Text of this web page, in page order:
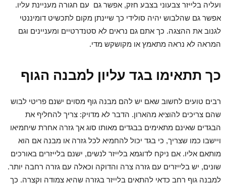
ועליה בלייזר צבעוני בצבע חזק, אפשר גם עם חגורה מעניינת עליו.
אפשר גם שהלבוש יהיה סולידי כך שיינתן מקום לתכשיט דומיננטי
לגנוב את ההצגה. כך אתם גם נראים לא סטנדרטיים ומעניינים וגם
המראה לא נראה מתאמץ או מקושקש מדי.
כך תתאימו בגד עליון למבנה הגוף
רבים טועים לחשוב שאם יש להם מבנה גוף מסוים ישנם פריטי לבוש
שהם צריכים להוציא מהארון. הדבר לא מדויק: צריך להחליף את
הבגדים שאינם מתאימים בבגדים מאותו סוג אך גזרה אחרת שיחמיאו
ויישבו כמו שצריך, כי בגד יכול להחמיא לכל גזרה או מבנה אם הוא
מותאם אליו. אם ניקח לדוגמא בלייזר לנשים, ישנם בלייזרים באורכים
שונים, יש בלייזרים עם גזרה צרה והדוקה וכאלה עם גזרה רחבה יותר.
למבנה גוף רחב כדאי להתאים בלייזר בגזרה שהיא צמודה וקצרה. כך